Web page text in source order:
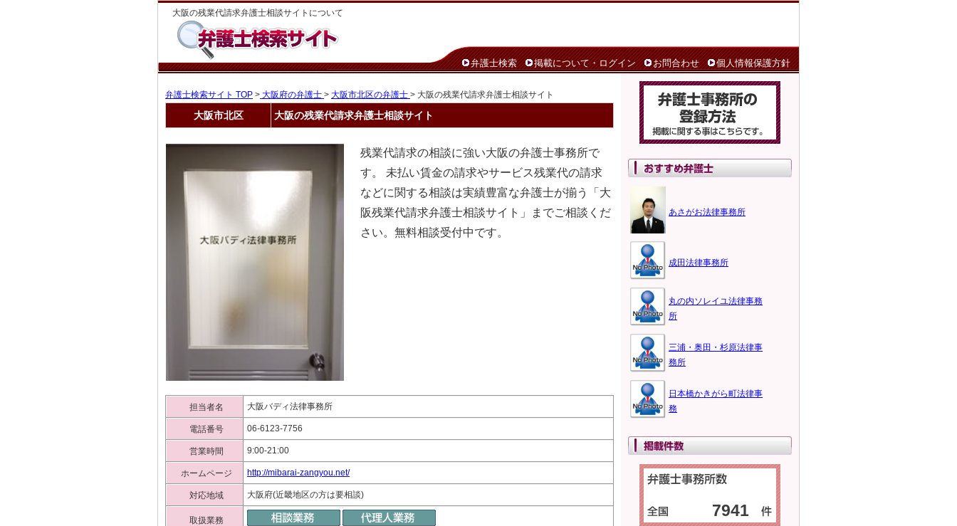
大阪の残業代請求弁護士相談サイトについて
弁護士検索 掲載について・ログイン お問合わせ 個人情報保護方針
弁護士検索サイト TOP > 大阪府の弁護士 > 大阪市北区の弁護士 > 大阪の残業代請求弁護士相談サイト
大阪市北区 大阪の残業代請求弁護士相談サイト
残業代請求の相談に強い大阪の弁護士事務所で
す。 未払い賃金の請求やサービス残業代の請求
などに関する相談は実績豊富な弁護士が揃う「大
阪残業代請求弁護士相談サイト」までご相談くだ
さい。無料相談受付中です。
担当者名 大阪バディ法律事務所
電話番号 06-6123-7756
営業時間 9:00-21:00
ホームページ http://mibarai-zangyou.net/
対応地域 大阪府(近畿地区の方は要相談)
取扱業務
あさがお法律事務所
成田法律事務所
丸の内ソレイユ法律事務
所
三浦・奥田・杉原法律事
務所
日本橋かきがら町法律事
務
7941